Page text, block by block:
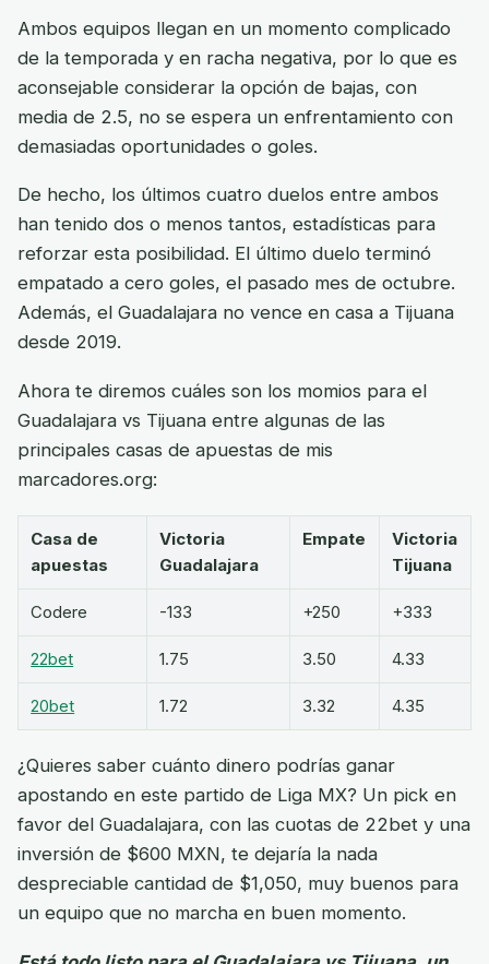
Ambos equipos llegan en un momento complicado
de la temporada y en racha negativa, por lo que es
aconsejable considerar la opción de bajas, con
media de 2.5, no se espera un enfrentamiento con
demasiadas oportunidades o goles.
De hecho, los últimos cuatro duelos entre ambos
han tenido dos o menos tantos, estadísticas para
reforzar esta posibilidad. El último duelo terminó
empatado a cero goles, el pasado mes de octubre.
Además, el Guadalajara no vence en casa a Tijuana
desde 2019.
Ahora te diremos cuáles son los momios para el
Guadalajara vs Tijuana entre algunas de las
principales casas de apuestas de mis
marcadores.org:
Casa de
apuestas
Victoria
Guadalajara
Empate
Victoria
Tijuana
Codere -133 +250 +333
22bet 1.75 3.50 4.33
20bet 1.72 3.32 4.35
¿Quieres saber cuánto dinero podrías ganar
apostando en este partido de Liga MX? Un pick en
favor del Guadalajara, con las cuotas de 22bet y una
inversión de $600 MXN, te dejaría la nada
despreciable cantidad de $1,050, muy buenos para
un equipo que no marcha en buen momento.